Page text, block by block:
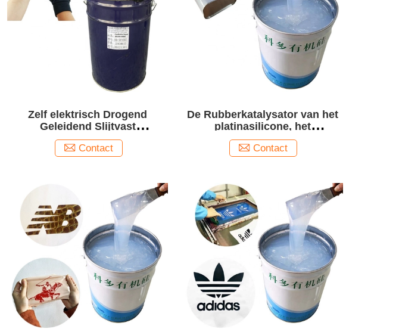
Zelf elektrisch Drogend
Geleidend Slijtvast
Siliconerubber
Contact
De Rubberkatalysator van het
platinasilicone, het
Siliconekatalysators van de
Vulcanisatieversneller
Contact